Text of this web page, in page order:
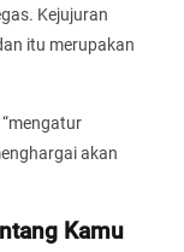
Kejujuran
itu merupakan
akan
Kamu